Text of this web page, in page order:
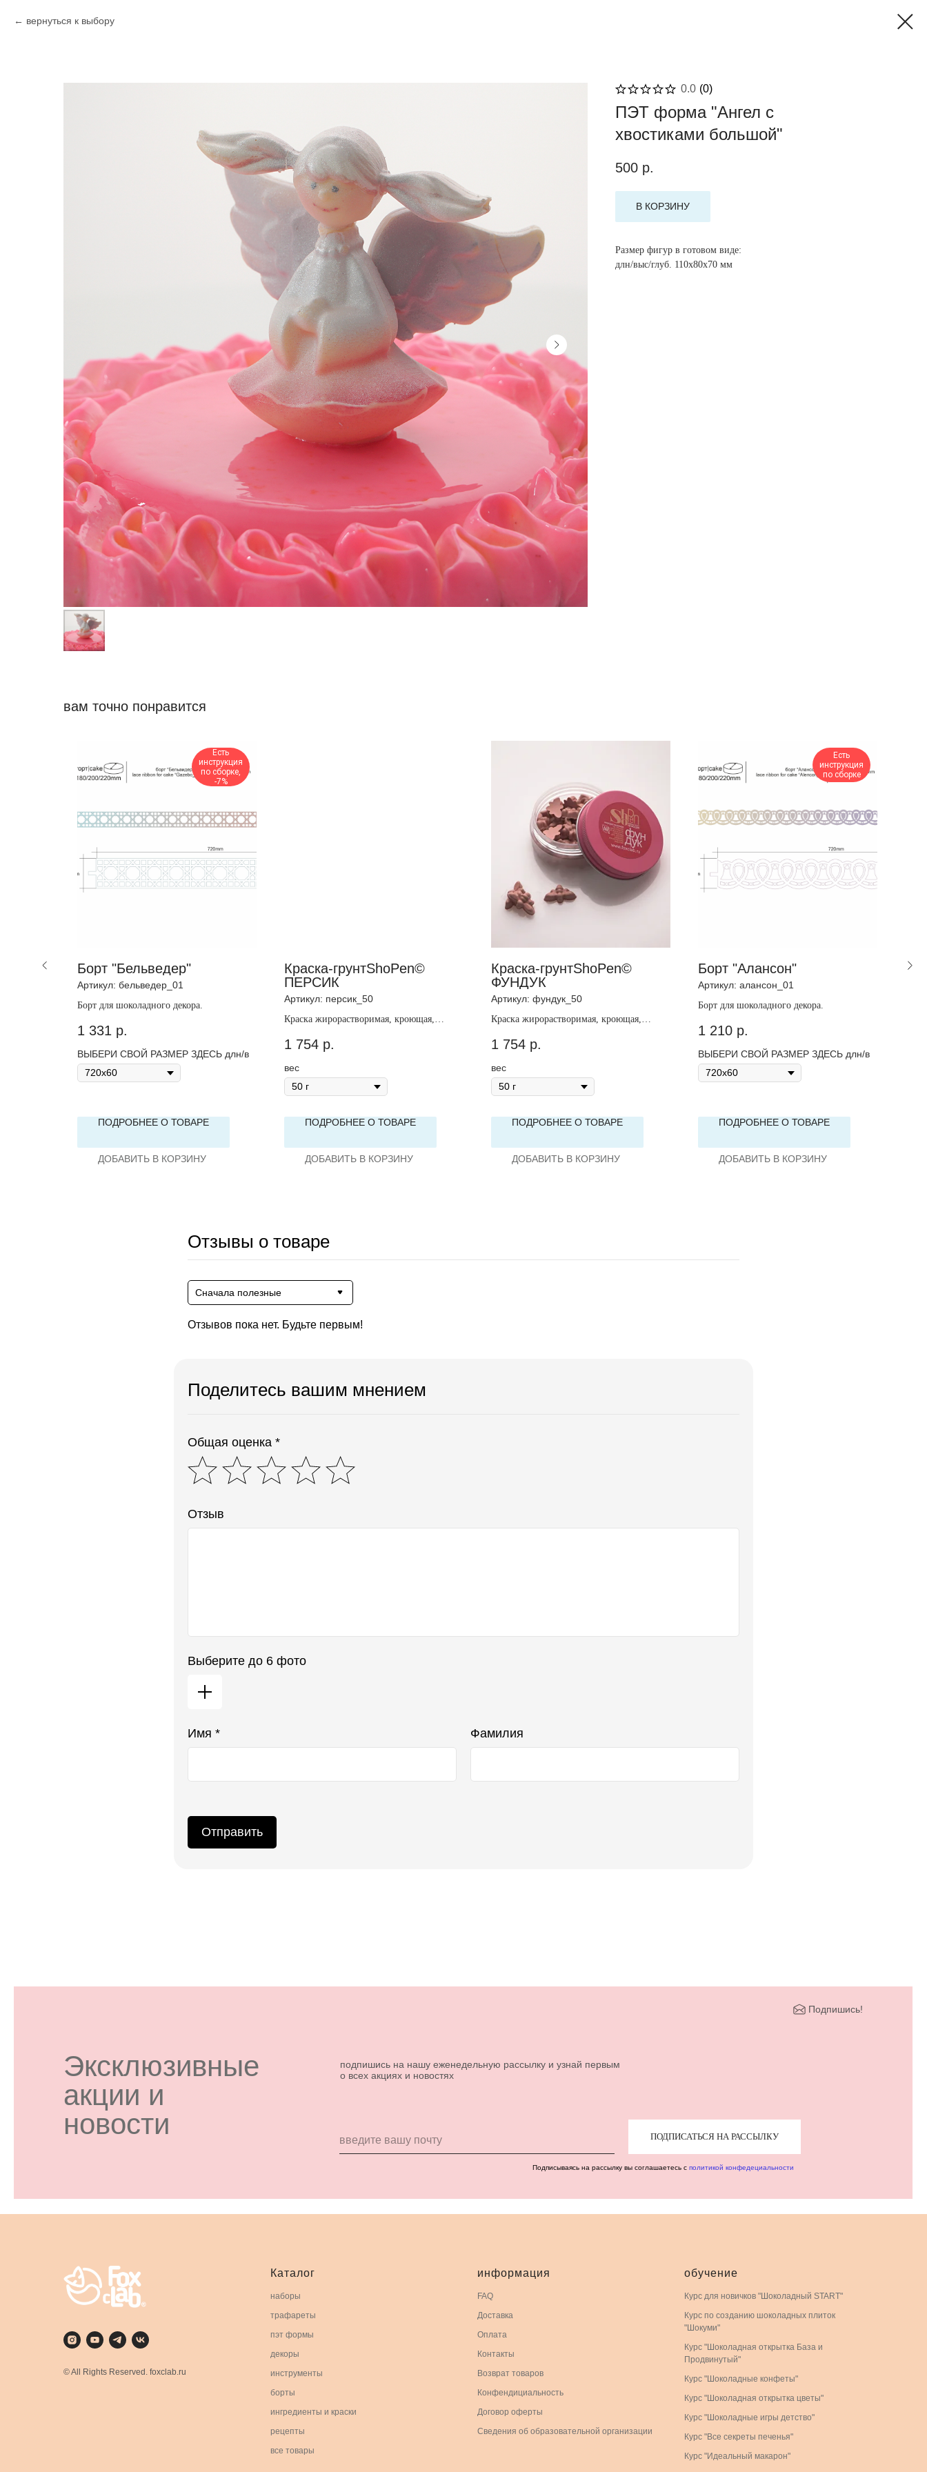
вернуться к выбору
0.0 (0)
ПЭТ форма "Ангел с
хвостиками большой"
500 р.
В КОРЗИНУ
Размер фигур в готовом виде:
длн/выс/глуб. 110х80х70 мм
вам точно понравится
Есть
инструкция
по сборке,
-7%
Борт "Бельведер"
Артикул: бельведер_01
Борт для шоколадного декора.
1 331 р.
ВЫБЕРИ СВОЙ РАЗМЕР ЗДЕСЬ длн/в
ПОДРОБНЕЕ О ТОВАРЕ
ДОБАВИТЬ В КОРЗИНУ
Краска-грунтShoPen©
ПЕРСИК
Артикул: персик_50
Краска жирорастворимая, кроющая,
1 754 р.
вес
ПОДРОБНЕЕ О ТОВАРЕ
ДОБАВИТЬ В КОРЗИНУ
Краска-грунтShoPen©
ФУНДУК
Артикул: фундук_50
Краска жирорастворимая, кроющая,
1 754 р.
вес
ПОДРОБНЕЕ О ТОВАРЕ
ДОБАВИТЬ В КОРЗИНУ
Есть
инструкция
по сборке
Борт "Алансон"
Артикул: алансон_01
Борт для шоколадного декора.
1 210 р.
ВЫБЕРИ СВОЙ РАЗМЕР ЗДЕСЬ длн/в
ПОДРОБНЕЕ О ТОВАРЕ
ДОБАВИТЬ В КОРЗИНУ
Отзывы о товаре
Сначала полезные
Отзывов пока нет. Будьте первым!
Поделитесь вашим мнением
Общая оценка *
Отзыв
Выберите до 6 фото
Имя * Фамилия
Отправить
Эксклюзивные
акции и
новости
ПОДПИСАТЬСЯ НА РАССЫЛКУ
подпишись на нашу еженедельную рассылку и узнай первым
о всех акциях и новостях
Подпишись!
Подписываясь на рассылку вы соглашаетесь с политикой конфедециальности
© All Rights Reserved. foxclab.ru
Каталог
наборы
трафареты
пэт формы
декоры
инструменты
борты
ингредиенты и краски
рецепты
все товары
информация
FAQ
Доставка
Оплата
Контакты
Возврат товаров
Конфендициальность
Договор оферты
Сведения об образовательной организации
обучение
Курс для новичков "Шоколадный START"
Курс по созданию шоколадных плиток
"Шокуми"
Курс "Шоколадная открытка База и
Продвинутый"
Курс "Шоколадные конфеты"
Курс "Шоколадная открытка цветы"
Курс "Шоколадные игры детство"
Курс "Все секреты печенья"
Курс "Идеальный макарон"